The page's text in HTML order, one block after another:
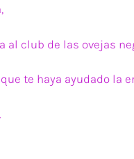
al club de las ovejas
te haya ayudado la